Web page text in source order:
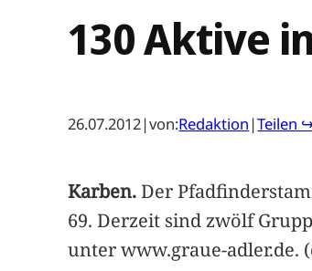
130 Aktive
26.07.2012|von:Redaktion |Teilen
Karben.Der
69. Derzeit sind zwölf
unter www.graue-adler.de.